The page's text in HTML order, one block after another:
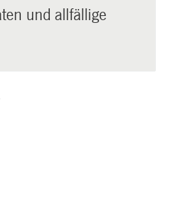
und allfällige